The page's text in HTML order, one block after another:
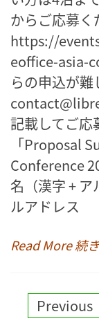
からご応募く
https://
eoffice-asia-
らの申込が
記載してご応
「Proposal
Conference
名（漢字 +
ルアドレス
Read More 続
Posts
Previous